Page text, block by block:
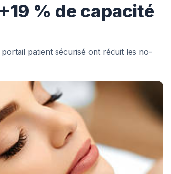
% de capacité
patient sécurisé ont réduit les no-